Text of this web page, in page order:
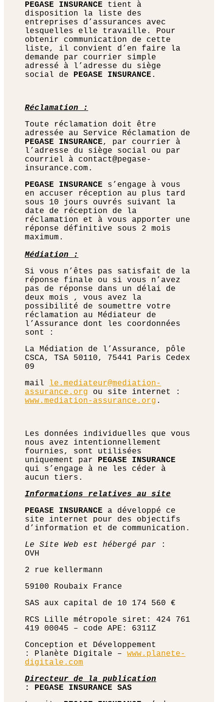
PEGASE INSURANCE tient à
disposition la liste des
entreprises d’assurances avec
lesquelles elle travaille. Pour
obtenir communication de cette
liste, il convient d’en faire la
demande par courrier simple
adressé à l’adresse du siège
social de PEGASE INSURANCE .
Réclamation :
Toute réclamation doit être
adressée au Service Réclamation de
PEGASE INSURANCE, par courrier à
l’adresse du siège social ou par
courriel à contact@pegase-
insurance.com.
PEGASE INSURANCE s’engage à vous
en accuser réception au plus tard
sous 10 jours ouvrés suivant la
date de réception de la
réclamation et à vous apporter une
réponse définitive sous 2 mois
maximum.
Médiation :
Si vous n’êtes pas satisfait de la
réponse finale ou si vous n’avez
pas de réponse dans un délai de
deux mois , vous avez la
possibilité de soumettre votre
réclamation au Médiateur de
l’Assurance dont les coordonnées
sont :
La Médiation de l’Assurance, pôle
CSCA, TSA 50110, 75441 Paris Cedex
09
mail
le.mediateur@mediation-
assurance.org ou site internet :
www.mediation-assurance.org .
Les données individuelles que vous
nous avez intentionnellement
fournies, sont utilisées
uniquement par PEGASE INSURANCE
qui s’engage à ne les céder à
aucun tiers.
Informations relatives au site
PEGASE INSURANCE a développé ce
site internet pour des objectifs
d’information et de communication.
Le Site Web est hébergé par :
OVH
2 rue kellermann
59100 Roubaix France
SAS aux capital de 10 174 560 €
RCS Lille métropole siret: 424 761
419 00045 – code APE: 6311Z
Conception et Développement
: Planète Digitale –www.planete-
digitale.com
Directeur de la publication
:
PEGASE INSURANCE SAS